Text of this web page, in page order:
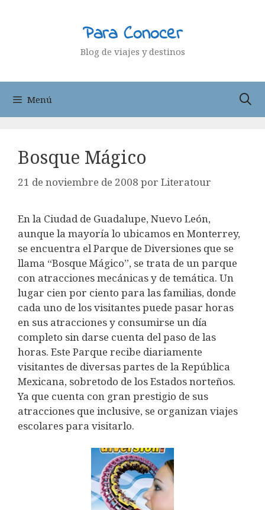
Para Conocer
Blog de viajes y destinos
Menú
Bosque Mágico
21 de noviembre de 2008 por Literatour
En la Ciudad de Guadalupe, Nuevo León,
aunque la mayoría lo ubicamos en Monterrey,
se encuentra el Parque de Diversiones que se
llama “Bosque Mágico”, se trata de un parque
con atracciones mecánicas y de temática. Un
lugar cien por ciento para las familias, donde
cada uno de los visitantes puede pasar horas
en sus atracciones y consumirse un día
completo sin darse cuenta del paso de las
horas. Este Parque recibe diariamente
visitantes de diversas partes de la República
Mexicana, sobretodo de los Estados norteños.
Ya que cuenta con gran prestigio de sus
atracciones que inclusive, se organizan viajes
escolares para visitarlo.